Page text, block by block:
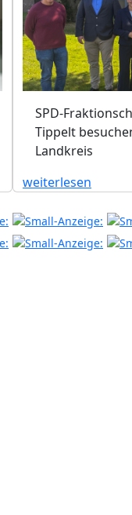
SPD-
Tippelt
Landkreis
weiterlesen